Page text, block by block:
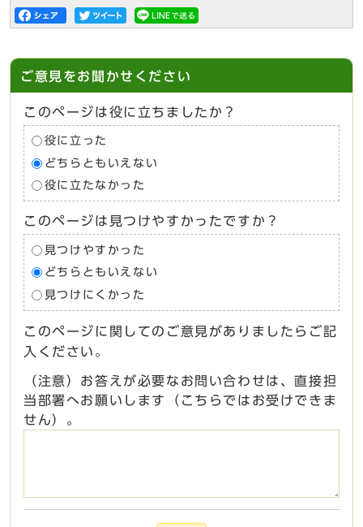
ご意見をお聞かせください
このページは役に立ちましたか？
役に立った
どちらともいえない
役に立たなかった
このページは見つけやすかったですか？
見つけやすかった
どちらともいえない
見つけにくかった
このページに関してのご意見がありましたらご記
入ください。
（注意）お答えが必要なお問い合わせは、直接担
当部署へお願いします（こちらではお受けできま
せん）。